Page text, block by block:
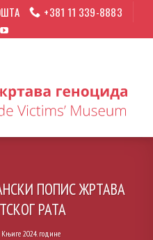
+381 11 339-8883
ПОПИС ЖРТАВА
РАТА
Књиге 2024. године